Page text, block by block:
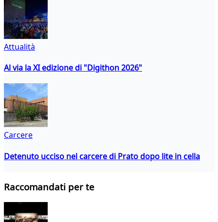
Attualità
Al via la XI edizione di "Digithon 2026"
Carcere
Detenuto ucciso nel carcere di Prato dopo lite in cella
Raccomandati per te